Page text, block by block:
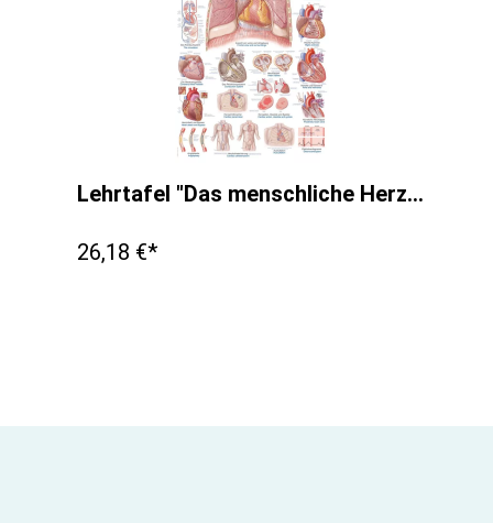
Lehrtafel "Das menschliche Herz", 70x100cm
26,18 €*